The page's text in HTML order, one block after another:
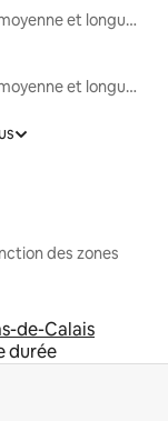
Locations moyenne et longue durée
Locations moyenne et longue durée
des zones
de-Calais
durée